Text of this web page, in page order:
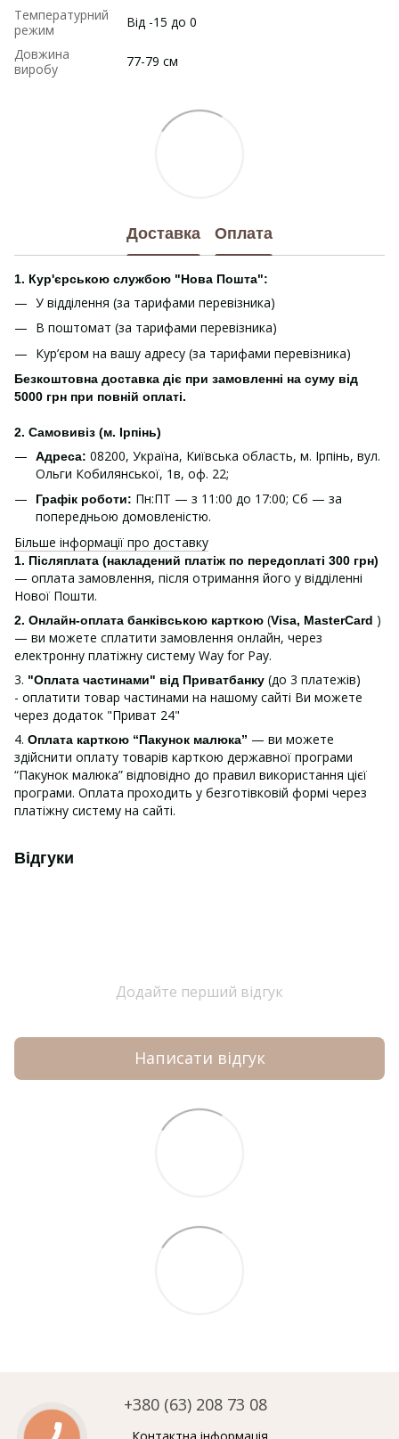
Температурний
режим
Від -15 до 0
Довжина
виробу
77-79 см
Доставка Оплата
1. Кур'єрською службою "Нова Пошта":
У відділення (за тарифами перевізника)
В поштомат (за тарифами перевізника)
Кур’єром на вашу адресу (за тарифами перевізника)
Безкоштовна доставка діє при замовленні на суму від
5000 грн при повній оплаті.
2. Самовивіз (м. Ірпінь)
Адреса: 08200, Україна, Київська область, м. Ірпінь, вул.
Ольги Кобилянської, 1в, оф. 22;
Графік роботи: Пн:ПТ — з 11:00 до 17:00; Сб — за
попередньою домовленістю.
Більше інформації про доставку
1. Післяплата (накладений платіж по передоплаті 300 грн)
— оплата замовлення, після отримання його у відділенні
Нової Пошти.
2. Онлайн-оплата банківською карткою (Visa, MasterCard )
— ви можете сплатити замовлення онлайн, через
електронну платіжну систему Way for Pay.
3. "Оплата частинами" від Приватбанку (до 3 платежів)
- оплатити товар частинами на нашому сайті Ви можете
через додаток "Приват 24"
4. Оплата карткою “Пакунок малюка” — ви можете
здійснити оплату товарів карткою державної програми
“Пакунок малюка” відповідно до правил використання цієї
програми. Оплата проходить у безготівковій формі через
платіжну систему на сайті.
Відгуки
Додайте перший відгук
Написати відгук
+380 (63) 208 73 08